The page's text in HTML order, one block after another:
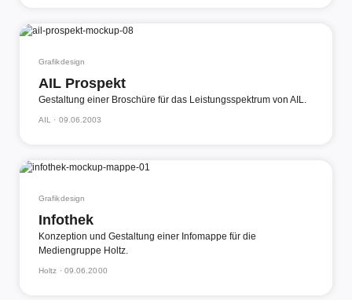
Grafikdesign
AIL Prospekt
Gestaltung einer Broschüre für das Leistungsspektrum von AIL.
AIL · 09.06.2003
Grafikdesign
Infothek
Konzeption und Gestaltung einer Infomappe für die
Mediengruppe Holtz.
Holtz · 09.06.2000